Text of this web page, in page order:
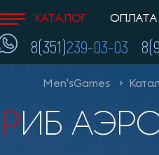
КАТАЛОГ ОПЛАТА
8(351)239-03-03
Men'sGames
РИБ